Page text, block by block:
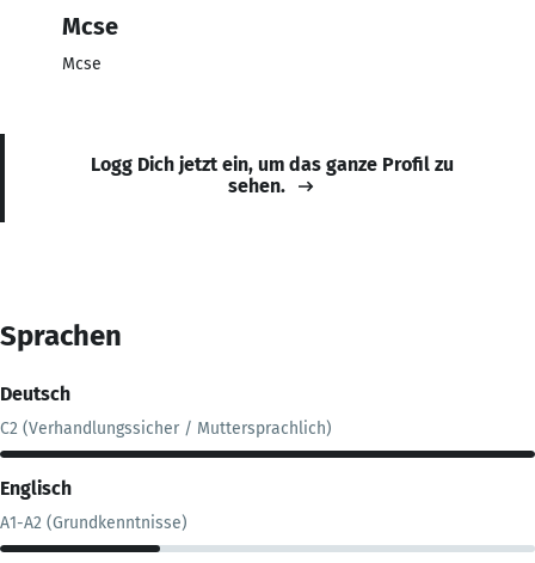
Mcse
Mcse
Logg Dich jetzt ein, um das ganze Profil zu
sehen.
Sprachen
Deutsch
C2 (Verhandlungssicher / Muttersprachlich)
Englisch
A1-A2 (Grundkenntnisse)